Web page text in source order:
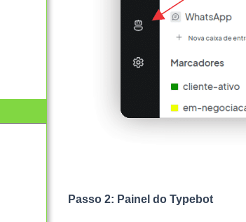
Passo 2: Painel do Typebot